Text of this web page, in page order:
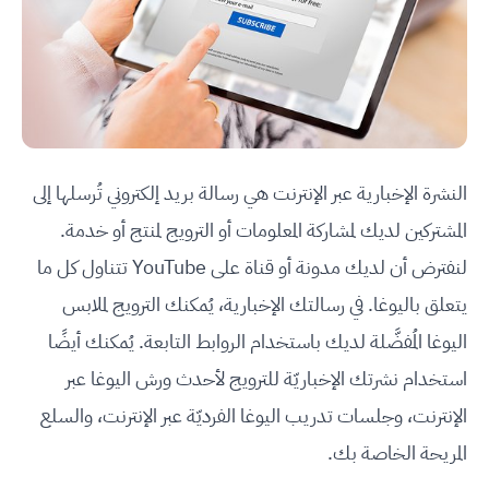
النشرة الإخبارية عبر الإنترنت هي رسالة بريد إلكتروني تُرسلها إلى
المشتركين لديك لمشاركة المعلومات أو الترويج لمنتج أو خدمة.
لنفترض أن لديك مدونة أو قناة على YouTube تتناول كل ما
يتعلق باليوغا. في رسالتك الإخبارية، يُمكنك الترويج لملابس
اليوغا المُفضَّلة لديك باستخدام الروابط التابعة. يُمكنك أيضًا
استخدام نشرتك الإخباريّة للترويج لأحدث ورش اليوغا عبر
الإنترنت، وجلسات تدريب اليوغا الفرديّة عبر الإنترنت، والسلع
المريحة الخاصة بك.